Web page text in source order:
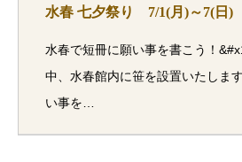
水春 七夕祭り 7/1(月)～7(日)
水春で短冊に願い事を書こう！
中、水春館内に笹を設置いたしま
い事を…